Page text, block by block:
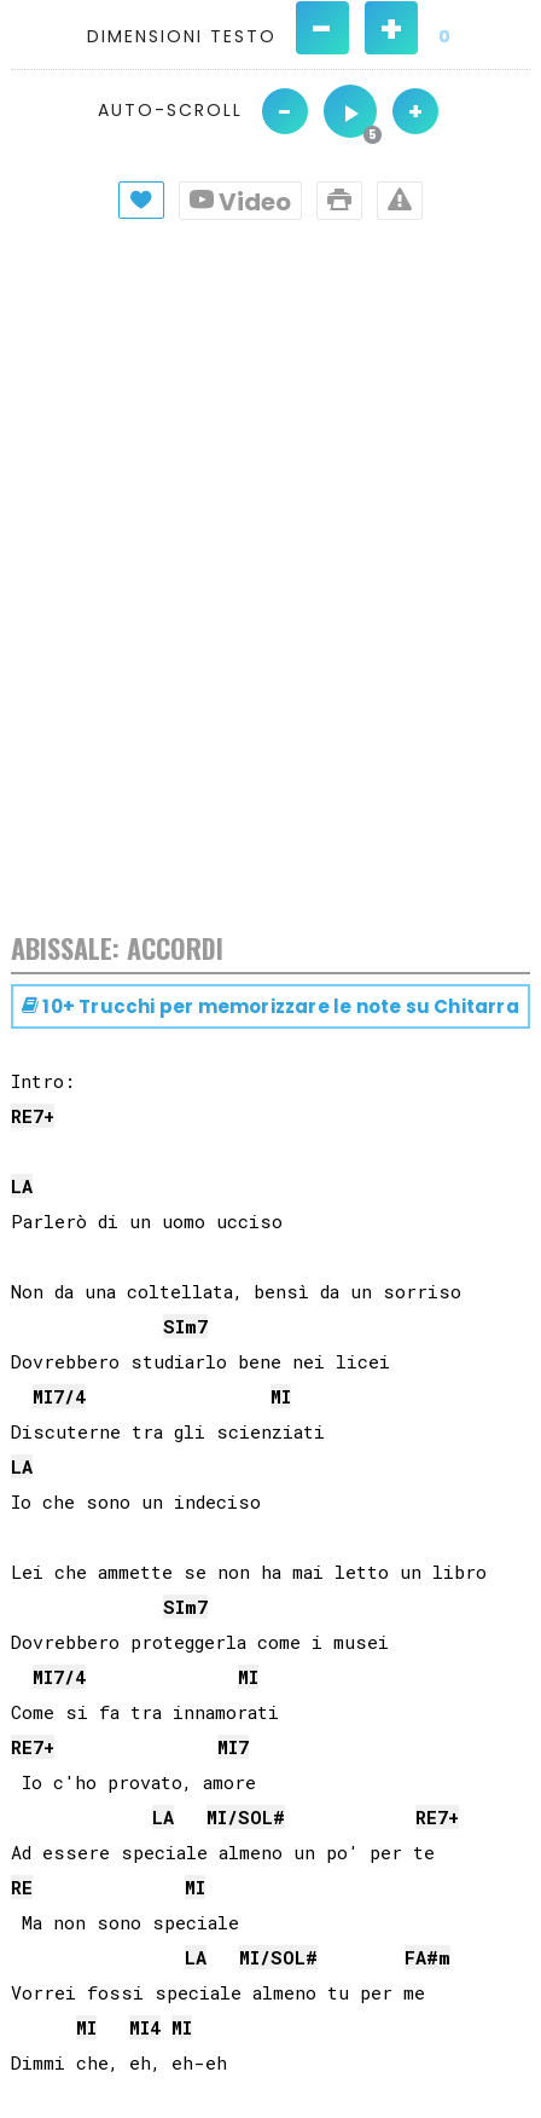
DIMENSIONI TESTO - + 0
AUTO-SCROLL - +
Video
ABISSALE: ACCORDI
10+ Trucchi per memorizzare le note su Chitarra
RE7+
LA
Parlerò di un uomo ucciso
Non da una coltellata, bensì da un sorriso
SIm7
Dovrebbero studiarlo bene nei licei
MI7/4
MI
LA
Io che sono un indeciso
Lei che ammette se non ha mai letto un libro
SIm7
Dovrebbero proteggerla come i musei
MI7/4
MI
RE7+ MI7
Io c'ho provato, amore
LA
MI/SOL# RE7+
RE
MI
Ma non sono speciale
LA
MI/SOL# FA#m
Vorrei fossi speciale almeno tu per me
MI
MI4 MI
Dimmi che, eh, eh-eh